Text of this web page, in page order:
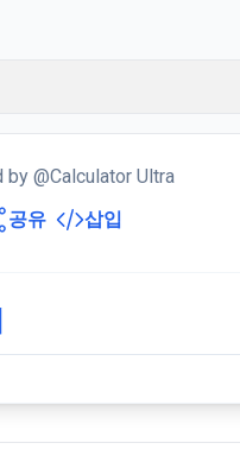
by @Calculator Ultra
공유
삽입